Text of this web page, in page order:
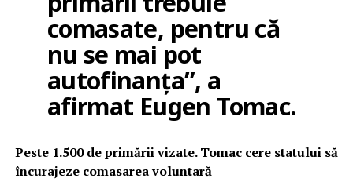
comasate, pentru că
nu se mai pot
autofinanța”, a
afirmat Eugen Tomac.
Peste 1.500 de primării vizate. Tomac cere statului să
încurajeze comasarea voluntară